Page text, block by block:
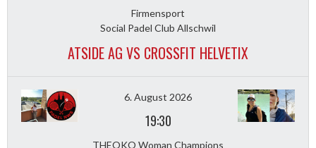
Firmensport
Social Padel Club Allschwil
ATSIDE AG VS CROSSFIT HELVETIX
6. August 2026
19:30
THEOKO Woman Champions